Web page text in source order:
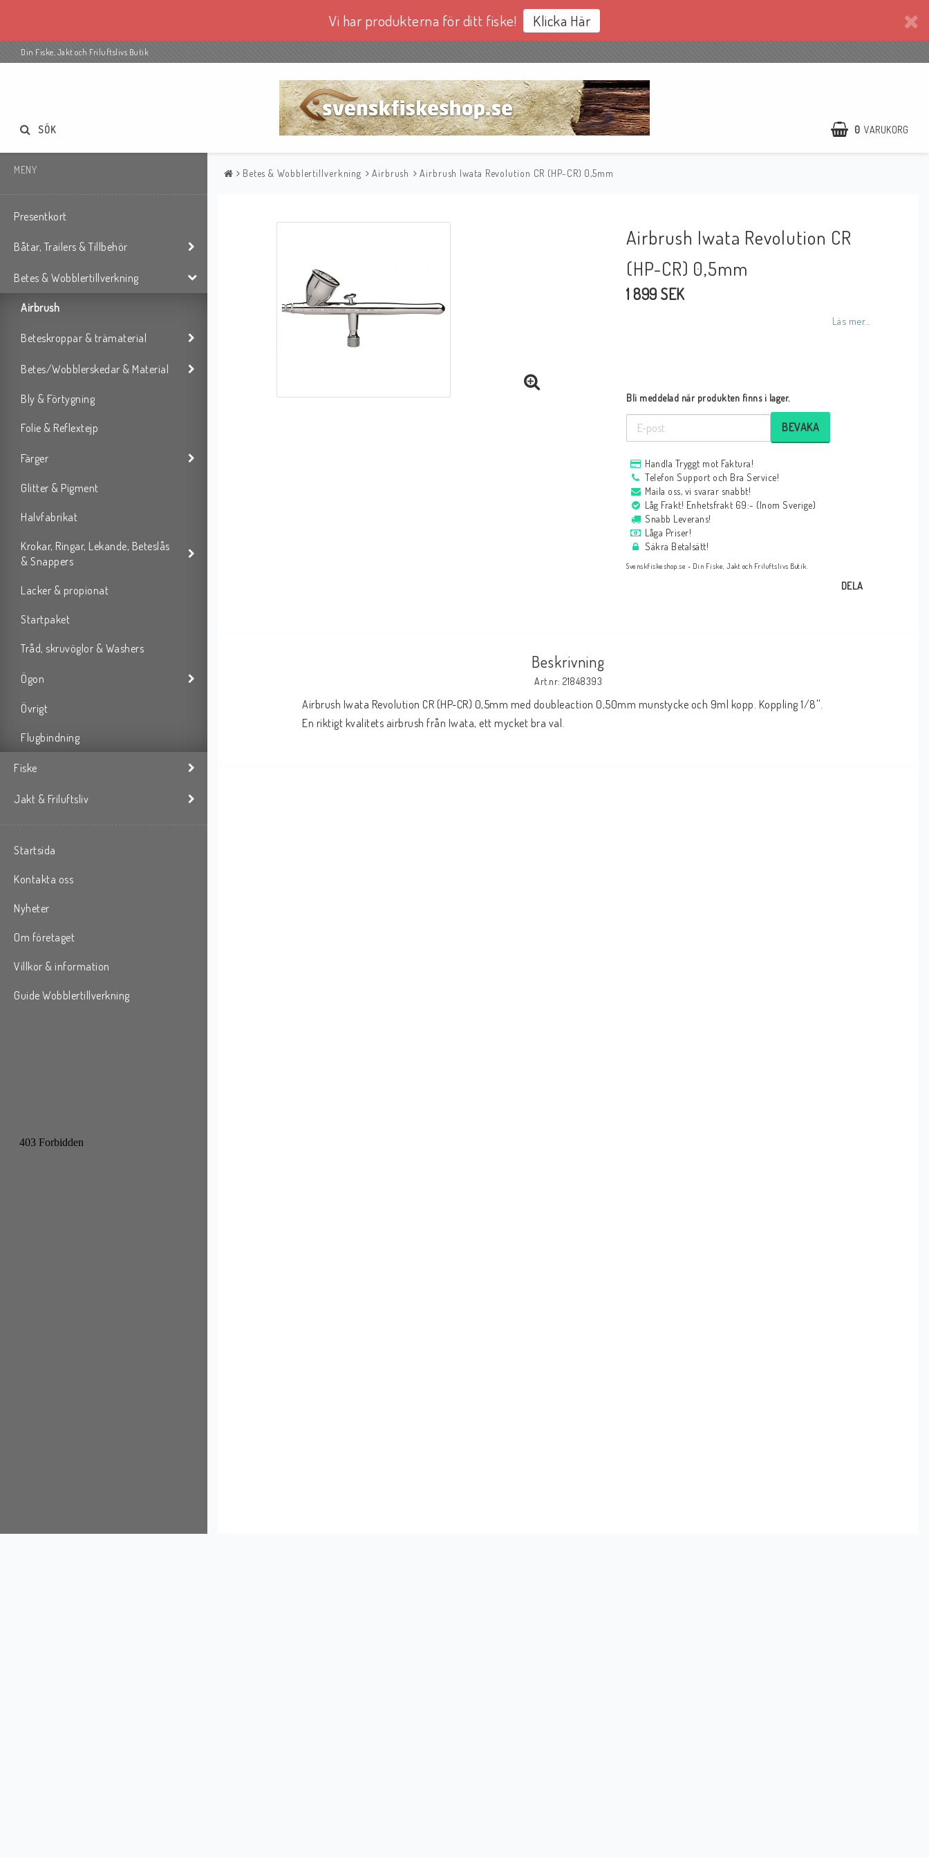
Vi har produkterna för ditt fiske! Klicka Här
Din Fiske, Jakt och Friluftslivs Butik
0 VARUKORG
SÖK
MENY
Presentkort
Båtar, Trailers & Tillbehör
Betes & Wobblertillverkning
Airbrush
Beteskroppar & trämaterial
Betes/Wobblerskedar & Material
Bly & Förtygning
Folie & Reflextejp
Färger
Glitter & Pigment
Halvfabrikat
Krokar, Ringar, Lekande, Beteslås
& Snappers
Lacker & propionat
Startpaket
Tråd, skruvöglor & Washers
Ögon
Övrigt
Flugbindning
Fiske
Jakt & Friluftsliv
Startsida
Kontakta oss
Nyheter
Om företaget
Villkor & information
Guide Wobblertillverkning
Betes & Wobblertillverkning Airbrush Airbrush Iwata Revolution CR (HP-CR) 0,5mm
Airbrush Iwata Revolution CR
(HP-CR) 0,5mm
1 899 SEK
Läs mer...
Bli meddelad när produkten finns i lager.
BEVAKA
Handla Tryggt mot Faktura!
Telefon Support och Bra Service!
Maila oss, vi svarar snabbt!
Låg Frakt! Enhetsfrakt 69:- (Inom Sverige)
Snabb Leverans!
Låga Priser!
Säkra Betalsätt!
Svenskfiskeshop.se - Din Fiske, Jakt och Friluftslivs Butik.
DELA
Beskrivning
Art.nr: 21848393
Airbrush Iwata Revolution CR (HP-CR) 0,5mm med doubleaction 0,50mm munstycke och 9ml kopp. Koppling 1/8''.
En riktigt kvalitets airbrush från Iwata, ett mycket bra val.